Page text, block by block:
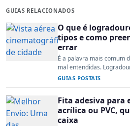
GUIAS RELACIONADOS
O que é
tipos e como
errar
É a palavra mais comum
mal entendidas.
GUIAS POSTAIS
Fita adesiva para
acrílica ou PVC,
caixa